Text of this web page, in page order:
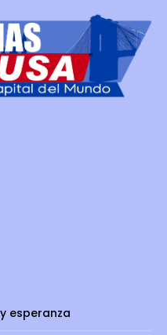
esperanza